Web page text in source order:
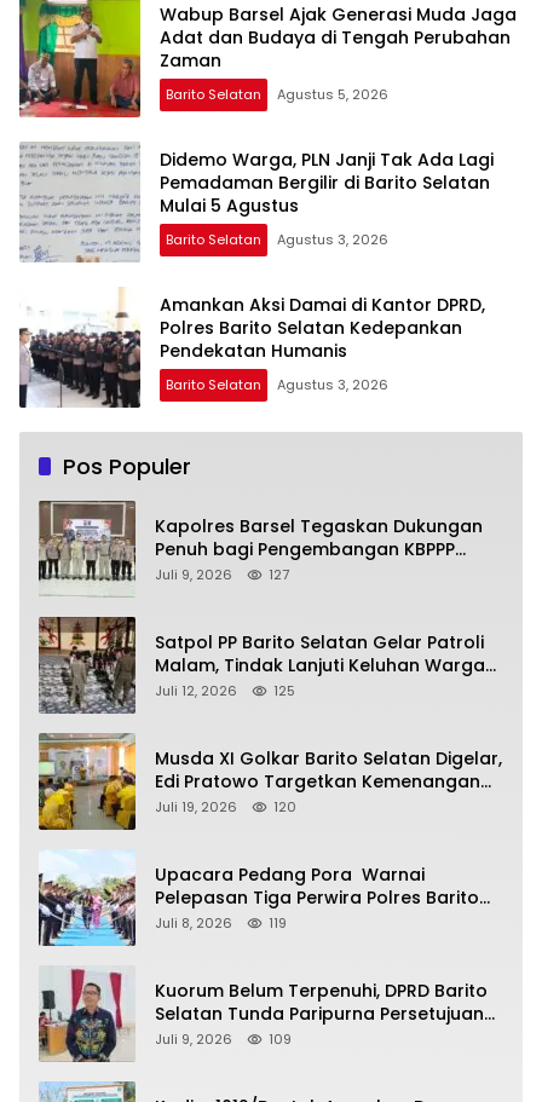
Wabup Barsel Ajak Generasi Muda Jaga
Adat dan Budaya di Tengah Perubahan
Zaman
Barito Selatan Agustus 5, 2026
Didemo Warga, PLN Janji Tak Ada Lagi
Pemadaman Bergilir di Barito Selatan
Mulai 5 Agustus
Barito Selatan Agustus 3, 2026
Amankan Aksi Damai di Kantor DPRD,
Polres Barito Selatan Kedepankan
Pendekatan Humanis
Barito Selatan Agustus 3, 2026
Pos Populer
Kapolres Barsel Tegaskan Dukungan
Penuh bagi Pengembangan KBPPP
Kalimantan Tengah
Juli 9, 2026 127
Satpol PP Barito Selatan Gelar Patroli
Malam, Tindak Lanjuti Keluhan Warga
soal Balap Liar dan Remaja Nongkrong
Juli 12, 2026 125
Musda XI Golkar Barito Selatan Digelar,
Edi Pratowo Targetkan Kemenangan
Partai pada Pemilu Mendatang
Juli 19, 2026 120
Upacara Pedang Pora Warnai
Pelepasan Tiga Perwira Polres Barito
Selatan Masuki Masa Pensiun
Juli 8, 2026 119
Kuorum Belum Terpenuhi, DPRD Barito
Selatan Tunda Paripurna Persetujuan
Raperda Pertanggungjawaban APBD
Juli 9, 2026 109